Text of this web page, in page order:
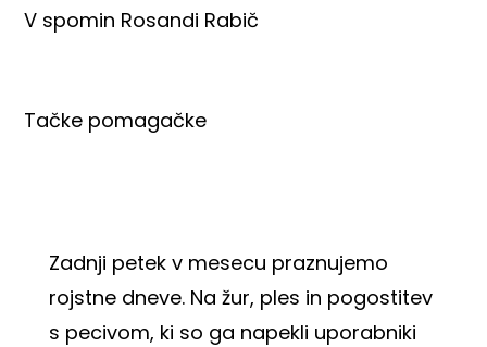
V spomin Rosandi Rabič
Tačke pomagačke
Zadnji petek v mesecu praznujemo
rojstne dneve. Na žur, ples in pogostitev
s pecivom, ki so ga napekli uporabniki